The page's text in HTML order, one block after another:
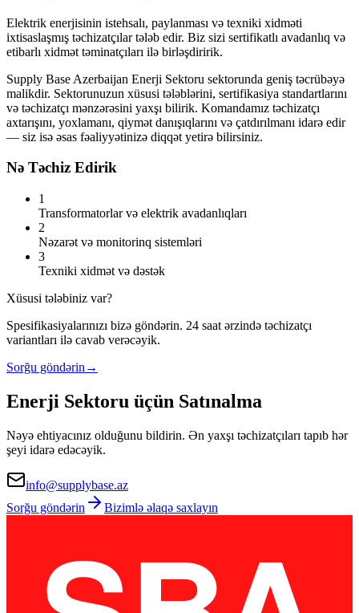
Elektrik enerjisinin istehsalı, paylanması və texniki xidməti
ixtisaslaşmış təchizatçılar tələb edir. Biz sizi sertifikatlı avadanlıq və
etibarlı xidmət təminatçıları ilə birləşdiririk.
Supply Base Azerbaijan Enerji Sektoru sektorunda geniş təcrübəyə
malikdir. Sektorunuzun xüsusi tələblərini, sertifikasiya standartlarını
və təchizatçı mənzərəsini yaxşı bilirik. Komandamız təchizatçı
axtarışını, yoxlamanı, qiymət danışıqlarını və çatdırılmanı idarə edir
— siz isə əsas fəaliyyətinizə diqqət yetirə bilirsiniz.
Nə Təchiz Edirik
1
Transformatorlar və elektrik avadanlıqları
2
Nəzarət və monitorinq sistemləri
3
Texniki xidmət və dəstək
Xüsusi tələbiniz var?
Spesifikasiyalarınızı bizə göndərin. 24 saat ərzində təchizatçı
variantları ilə cavab verəcəyik.
Sorğu göndərin →
Enerji Sektoru üçün Satınalma
Nəyə ehtiyacınız olduğunu bildirin. Ən yaxşı təchizatçıları tapıb hər
şeyi idarə edəcəyik.
info@supplybase.az
Sorğu göndərin
Bizimlə əlaqə saxlayın